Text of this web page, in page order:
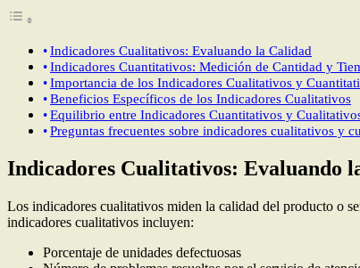
Indicadores Cualitativos: Evaluando la Calidad
Indicadores Cuantitativos: Medición de Cantidad y
Importancia de los Indicadores Cualitativos y
Beneficios Específicos de los Indicadores Cualitativos
Equilibrio entre Indicadores Cuantitativos y
Preguntas frecuentes sobre indicadores cualitativos y
Indicadores Cualitativos: Evaluando
Los indicadores cualitativos miden la calidad del producto o
indicadores cualitativos incluyen:
Porcentaje de unidades defectuosas